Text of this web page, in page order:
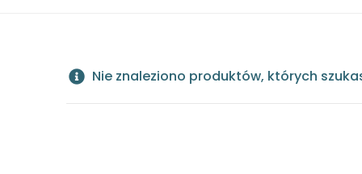
Nie znaleziono produktów, których